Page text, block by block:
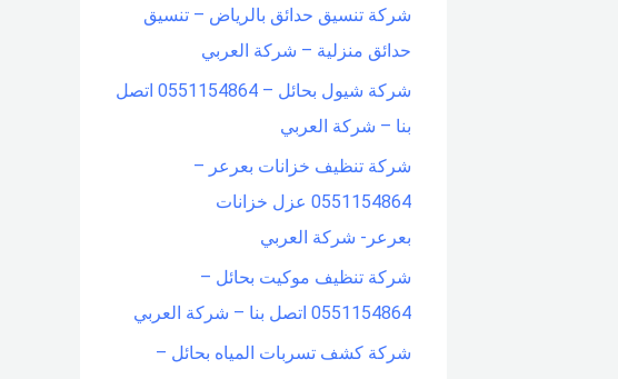
شركة تنسيق حدائق بالرياض – تنسيق
حدائق منزلية – شركة العربي
شركة شيول بحائل – 0551154864 اتصل
بنا – شركة العربي
شركة تنظيف خزانات بعرعر –
0551154864 عزل خزانات
بعرعر- شركة العربي
شركة تنظيف موكيت بحائل –
0551154864 اتصل بنا – شركة العربي
شركة كشف تسربات المياه بحائل –